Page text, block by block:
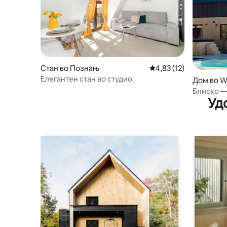
Стан во Познањ Просечна оцена:
4,83 (12)
Елегантен стан во студио
Дом во
Блиско
џакузи